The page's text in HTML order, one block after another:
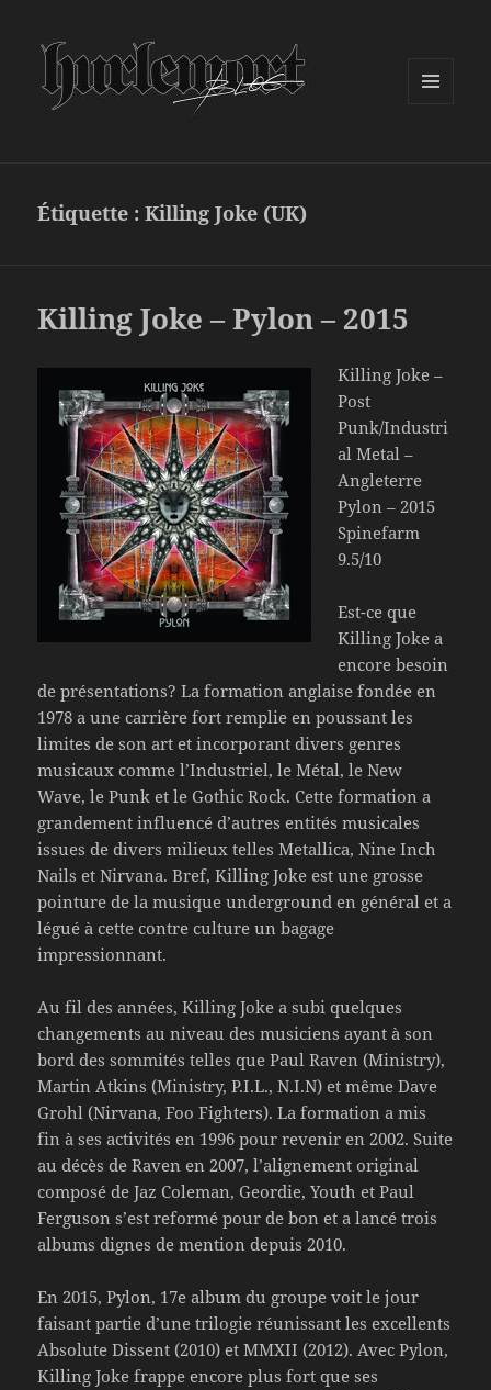
Étiquette :Killing Joke (UK)
Killing Joke – Pylon – 2015
Killing Joke –
Post
Punk/Industri
al Metal –
Angleterre
Pylon – 2015
Spinefarm
9.5/10
Est-ce que
Killing Joke a
encore besoin
de présentations? La formation anglaise fondée en
1978 a une carrière fort remplie en poussant les
limites de son art et incorporant divers genres
musicaux comme l’Industriel, le Métal, le New
Wave, le Punk et le Gothic Rock. Cette formation a
grandement influencé d’autres entités musicales
issues de divers milieux telles Metallica, Nine Inch
Nails et Nirvana. Bref, Killing Joke est une grosse
pointure de la musique underground en général et a
légué à cette contre culture un bagage
impressionnant.
Au fil des années, Killing Joke a subi quelques
changements au niveau des musiciens ayant à son
bord des sommités telles que Paul Raven (Ministry),
Martin Atkins (Ministry, P.I.L., N.I.N) et même Dave
Grohl (Nirvana, Foo Fighters). La formation a mis
fin à ses activités en 1996 pour revenir en 2002. Suite
au décès de Raven en 2007, l’alignement original
composé de Jaz Coleman, Geordie, Youth et Paul
Ferguson s’est reformé pour de bon et a lancé trois
albums dignes de mention depuis 2010.
En 2015, Pylon, 17e album du groupe voit le jour
faisant partie d’une trilogie réunissant les excellents
Absolute Dissent (2010) et MMXII (2012). Avec Pylon,
Killing Joke frappe encore plus fort que ses